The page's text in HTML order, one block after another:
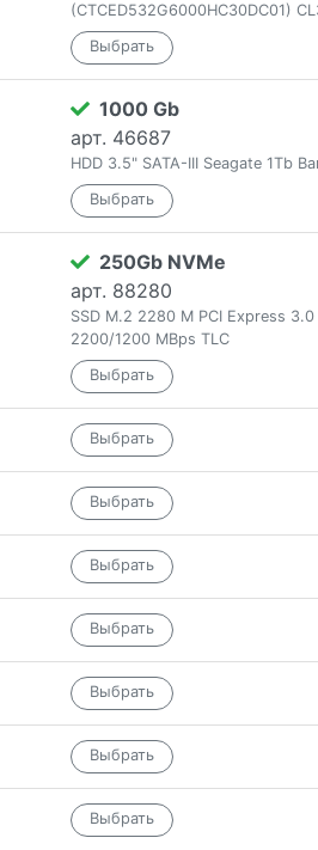
(CTCED532G6000HC30DC01)
1000 Gb
арт. 46687
HDD 3.5" SATA-III Seagate 1Tb
250Gb NVMe
арт. 88280
SSD M.2 2280 M PCI Express
2200/1200 MBps TLC